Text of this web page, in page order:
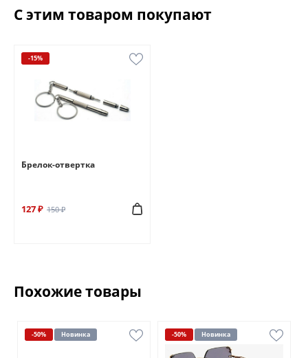
С этим товаром покупают
-15%
Брелок-отвертка
127 ₽ 150 ₽
Похожие товары
-50% Новинка -50% Новинка